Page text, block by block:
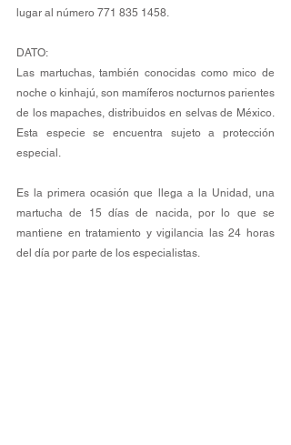
lugar al número 771 835 1458.
DATO:
Las martuchas, también conocidas como mico de
noche o kinhajú, son mamíferos nocturnos parientes
de los mapaches, distribuidos en selvas de México.
Esta especie se encuentra sujeto a protección
especial.
Es la primera ocasión que llega a la Unidad, una
martucha de 15 días de nacida, por lo que se
mantiene en tratamiento y vigilancia las 24 horas
del día por parte de los especialistas.